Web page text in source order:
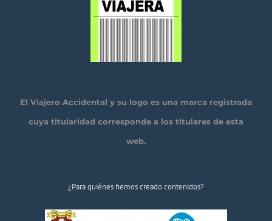
El Viajero Accidental y su logo es una marca registrada
cuya titularidad corresponde a los titulares de esta
web.
¿Para quiénes hemos creado contenidos?